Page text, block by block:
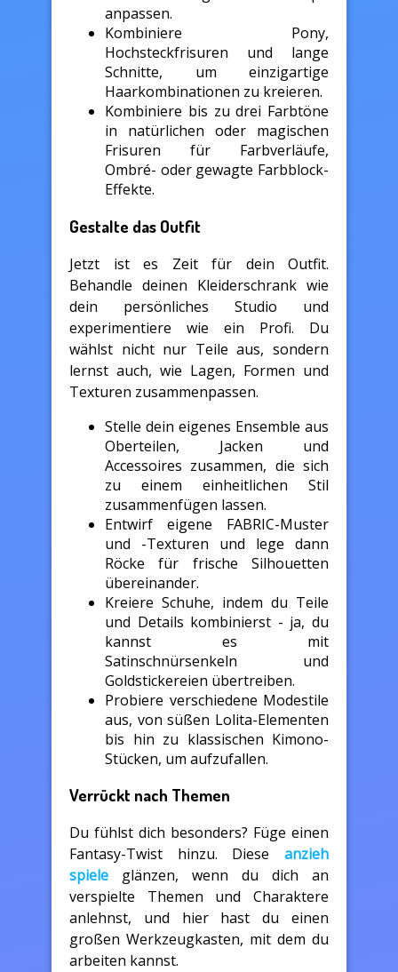
anpassen.
Kombiniere Pony,
Hochsteckfrisuren und lange
Schnitte, um einzigartige
Haarkombinationen zu kreieren.
Kombiniere bis zu drei Farbtöne
in natürlichen oder magischen
Frisuren für Farbverläufe,
Ombré- oder gewagte Farbblock-
Effekte.
Gestalte das Outfit
Jetzt ist es Zeit für dein Outfit.
Behandle deinen Kleiderschrank wie
dein persönliches Studio und
experimentiere wie ein Profi. Du
wählst nicht nur Teile aus, sondern
lernst auch, wie Lagen, Formen und
Texturen zusammenpassen.
Stelle dein eigenes Ensemble aus
Oberteilen, Jacken und
Accessoires zusammen, die sich
zu einem einheitlichen Stil
zusammenfügen lassen.
Entwirf eigene FABRIC-Muster
und -Texturen und lege dann
Röcke für frische Silhouetten
übereinander.
Kreiere Schuhe, indem du Teile
und Details kombinierst - ja, du
kannst es mit
Satinschnürsenkeln und
Goldstickereien übertreiben.
Probiere verschiedene Modestile
aus, von süßen Lolita-Elementen
bis hin zu klassischen Kimono-
Stücken, um aufzufallen.
Verrückt nach Themen
Du fühlst dich besonders? Füge einen
Fantasy-Twist hinzu. Diese anzieh
spiele glänzen, wenn du dich an
verspielte Themen und Charaktere
anlehnst, und hier hast du einen
großen Werkzeugkasten, mit dem du
arbeiten kannst.